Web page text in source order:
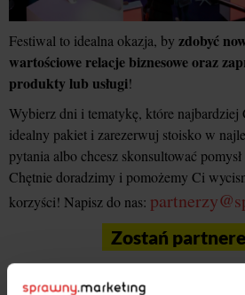
Festiwal to idealna okazja, by zdobyć
wartościowe relacje biznesowe oraz
produkty lub usługi!
Wybierz dni i tematykę, które
idealny pakiet i zarezerwuj stoisko w
pytania albo chcesz skonsultować
Chętnie doradzimy i pomożemy Ci
korzyści! Napisz do nas:
Zostań